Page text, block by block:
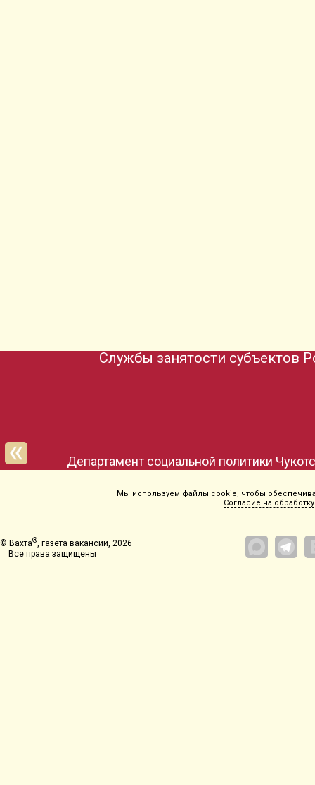
Службы занятости субъектов
Мы используем файлы cookie, чтобы
Согласие на обработку
© Вахта® , газета вакансий, 2026
Все права защищены